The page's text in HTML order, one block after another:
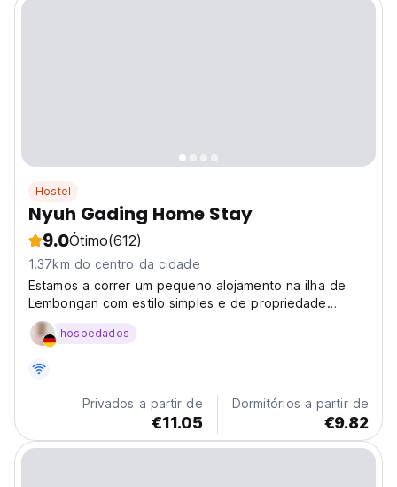
Hostel
Nyuh Gading Home Stay
9.0Ótimo(612)
1.37km do centro da cidade
Estamos a correr um pequeno alojamento na ilha de
Lembongan com estilo simples e de propriedade
familiar, temos 4 quartos master.
hospedados
Privados a partir de
€11.05
Dormitórios a partir de
€9.82